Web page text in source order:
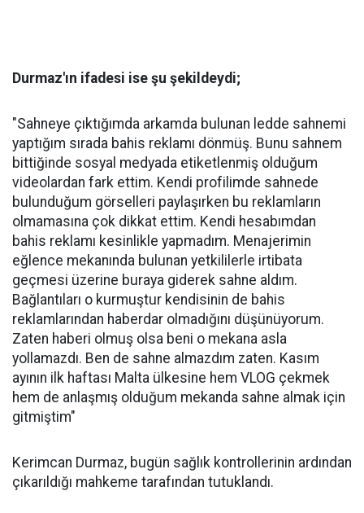
Durmaz'ın ifadesi ise şu şekildeydi;
"Sahneye çıktığımda arkamda bulunan ledde sahnemi
yaptığım sırada bahis reklamı dönmüş. Bunu sahnem
bittiğinde sosyal medyada etiketlenmiş olduğum
videolardan fark ettim. Kendi profilimde sahnede
bulunduğum görselleri paylaşırken bu reklamların
olmamasına çok dikkat ettim. Kendi hesabımdan
bahis reklamı kesinlikle yapmadım. Menajerimin
eğlence mekanında bulunan yetkililerle irtibata
geçmesi üzerine buraya giderek sahne aldım.
Bağlantıları o kurmuştur kendisinin de bahis
reklamlarından haberdar olmadığını düşünüyorum.
Zaten haberi olmuş olsa beni o mekana asla
yollamazdı. Ben de sahne almazdım zaten. Kasım
ayının ilk haftası Malta ülkesine hem VLOG çekmek
hem de anlaşmış olduğum mekanda sahne almak için
gitmiştim"
Kerimcan Durmaz, bugün sağlık kontrollerinin ardından
çıkarıldığı mahkeme tarafından tutuklandı.